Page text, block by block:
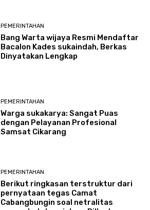
PEMERINTAHAN
Bang Warta wijaya Resmi Mendaftar
Bacalon Kades sukaindah, Berkas
Dinyatakan Lengkap
PEMERINTAHAN
Warga sukakarya: Sangat Puas
dengan Pelayanan Profesional
Samsat Cikarang
PEMERINTAHAN
Berikut ringkasan terstruktur dari
pernyataan tegas Camat
Cabangbungin soal netralitas